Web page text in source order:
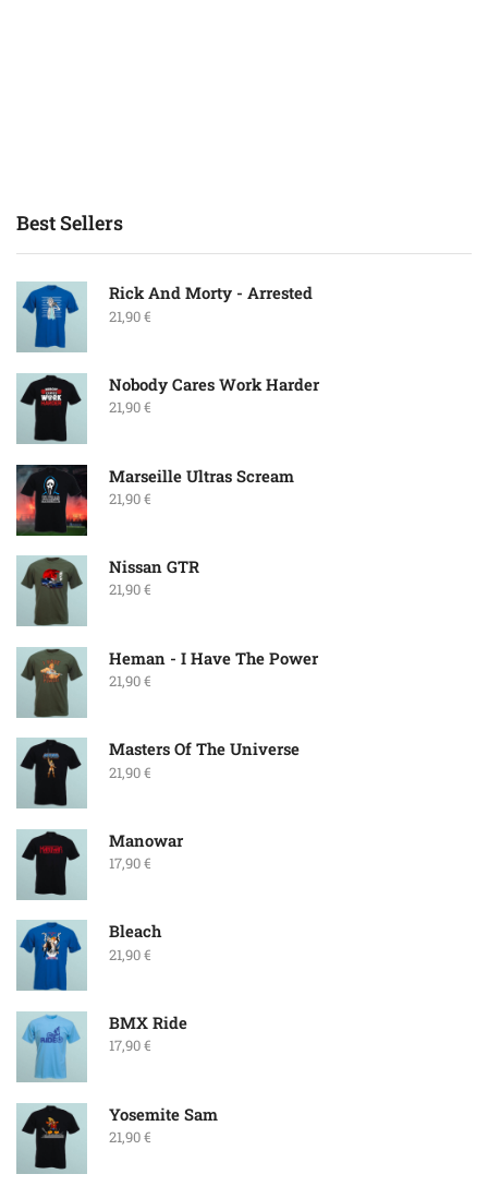
Best Sellers
Rick And Morty - Arrested
21,90€
Nobody Cares Work Harder
21,90€
Marseille Ultras Scream
21,90€
Nissan GTR
21,90€
Heman - I Have The Power
21,90€
Masters Of The Universe
21,90€
Manowar
17,90€
Bleach
21,90€
BMX Ride
17,90€
Yosemite Sam
21,90€